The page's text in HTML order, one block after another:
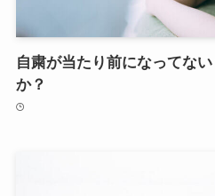
自粛が当たり前になってな
か？